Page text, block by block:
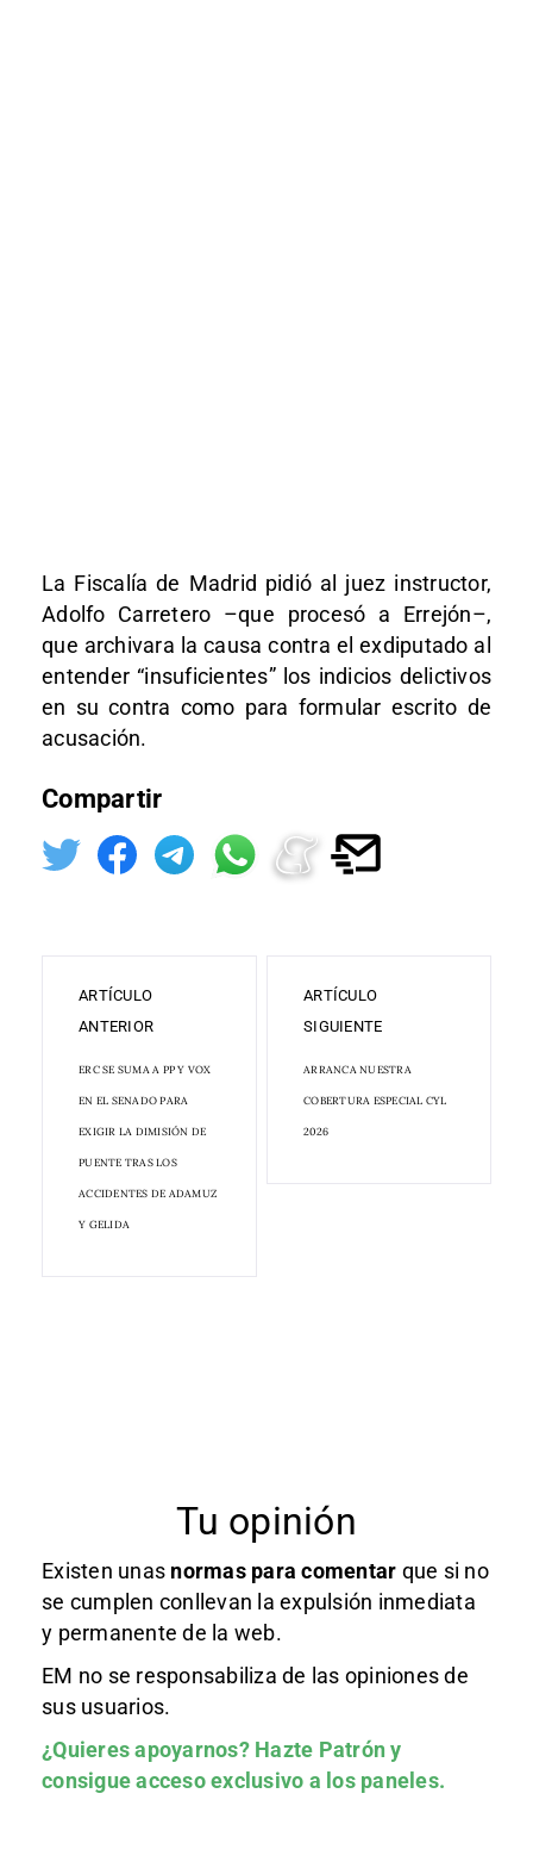
La Fiscalía de Madrid pidió al juez instructor,
Adolfo Carretero –que procesó a Errejón–,
que archivara la causa contra el exdiputado al
entender “insuficientes” los indicios delictivos
en su contra como para formular escrito de
acusación.
Compartir
ARTÍCULO
ANTERIOR
ERC SE SUMA A PP Y VOX
EN EL SENADO PARA
EXIGIR LA DIMISIÓN DE
PUENTE TRAS LOS
ACCIDENTES DE ADAMUZ
Y GELIDA
ARTÍCULO
SIGUIENTE
ARRANCA NUESTRA
COBERTURA ESPECIAL CYL
2026
Tu opinión
Existen unas normas para comentar que si no
se cumplen conllevan la expulsión inmediata
y permanente de la web.
EM no se responsabiliza de las opiniones de
sus usuarios.
¿Quieres apoyarnos? Hazte Patróny
consigue acceso exclusivo a los paneles.